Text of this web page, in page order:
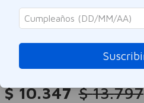
Crema Corporal
Hidratación
Referencia:8005329
$ 10.347 $ 13.797